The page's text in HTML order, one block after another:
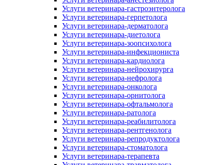
Услуги ветеринара-гастроэнтеролога
Услуги ветеринара-герпетолога
Услуги ветеринара-дерматолога
Услуги ветеринара-диетолога
Услуги ветеринара-зоопсихолога
Услуги ветеринара-инфекциониста
Услуги ветеринара-кардиолога
Услуги ветеринара-нейрохирурга
Услуги ветеринара-нефролога
Услуги ветеринара-онколога
Услуги ветеринара-орнитолога
Услуги ветеринара-офтальмолога
Услуги ветеринара-ратолога
Услуги ветеринара-реабилитолога
Услуги ветеринара-рентгенолога
Услуги ветеринара-репродуктолога
Услуги ветеринара-стоматолога
Услуги ветеринара-терапевта